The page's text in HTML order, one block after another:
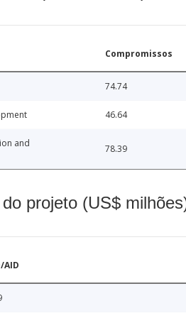
Compromissos
74.74
46.64
and
78.39
projeto (US$
AID